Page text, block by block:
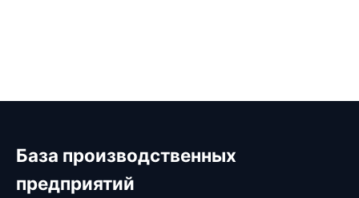
База производственных
предприятий